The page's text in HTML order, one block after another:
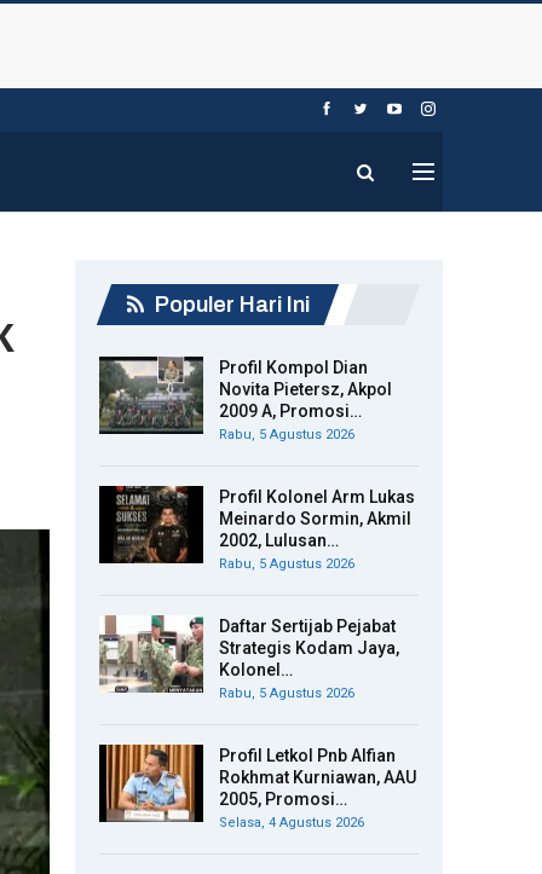
Populer Hari Ini
Profil Kompol Dian
Novita Pietersz, Akpol
2009 A, Promosi…
Rabu, 5 Agustus 2026
Profil Kolonel Arm Lukas
Meinardo Sormin, Akmil
2002, Lulusan…
Rabu, 5 Agustus 2026
Daftar Sertijab Pejabat
Strategis Kodam Jaya,
Kolonel…
Rabu, 5 Agustus 2026
Profil Letkol Pnb Alfian
Rokhmat Kurniawan, AAU
2005, Promosi…
Selasa, 4 Agustus 2026